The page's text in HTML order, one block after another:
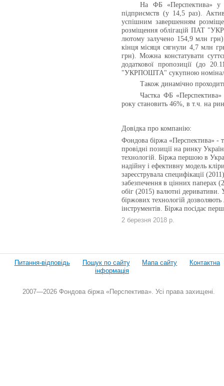
На ФБ «Перспектива» у
підприємств (у 14,5 раз).
успішним завершенням
розміщення облігацій ПАТ
лютому залучено 154,9 млн
кінця місяця сягнули 4,7 млн
грн). Можна констатувати
додаткової пропозиції (до
"УКРПОШТА" сукупною
Також динамічно
Частка ФБ «Перспектива»
року становить 46%, в т.ч. на
Довідка про компанію:
Фондова біржа «Перспектива» -
провідні позиції на ринку
технологій. Біржа першою в
надійну і ефективну модель
зареєструвала специфікації
забезпечення в цінних паперах
обіг (2015) валютні деривативи.
біржових технологій
інструментів. Біржа посідає
2 березня 2018 р.
Питання-відповідь Пошук по сайту Мапа сайту
Контактна
інформація
2007—2026 Фондова біржа «Перспектива». Усі права захищені.